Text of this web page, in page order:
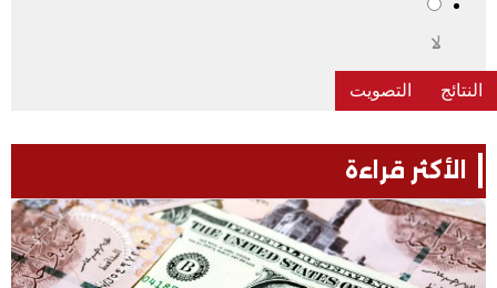
لا
الأكثر قراءة